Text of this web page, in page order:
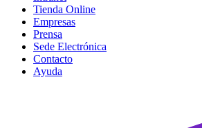
Tienda Online
Empresas
Prensa
Sede Electrónica
Contacto
Ayuda